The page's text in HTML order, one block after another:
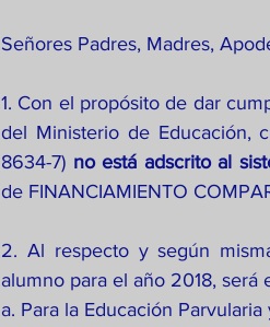
Señores Padres, Madres,
1. Con el propósito de dar
del Ministerio de Educación,
8634-7) no está adscrito al
de FINANCIAMIENTO
2. Al respecto y según
alumno para el año 2018, será
a. Para la Educación